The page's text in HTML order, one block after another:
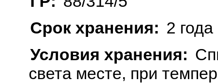
Срок хранения: 2 года
Условия хранения:
света месте, при